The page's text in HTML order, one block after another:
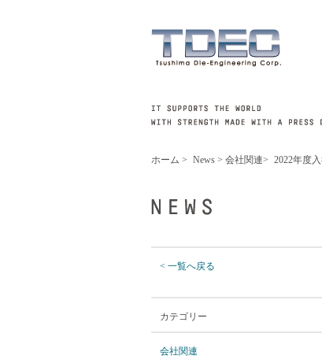
ホーム > News > 会社関連> 2022年度
< 一覧へ戻る
カテゴリー
会社関連